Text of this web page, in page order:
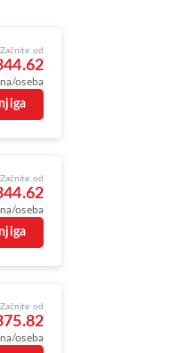
Začnite od
oseba
Začnite od
oseba
Začnite od
oseba